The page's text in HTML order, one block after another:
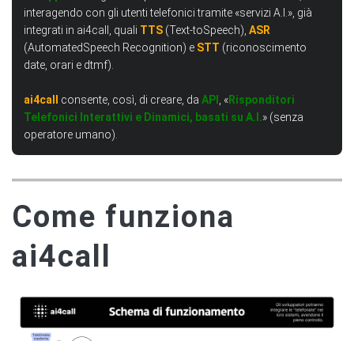
interagendo con gli utenti telefonici tramite «servizi A.I.», già
integrati in ai4call, quali TTS (Text-toSpeech), ASR
(AutomatedSpeech Recognition) e STT (riconoscimento
date, orari e dtmf).
ai4call consente, così, di creare, da API , «Risponditori
Telefonici Interattivi e Dinamici, basati su A.I.» (senza
operatore umano).
Come funziona
ai4call